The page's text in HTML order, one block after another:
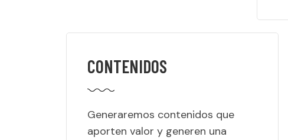
CONTENIDOS
Generaremos contenidos que
aporten valor y generen una